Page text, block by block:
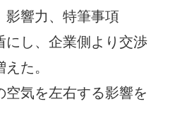
影響力、特筆事項
し、企業側より交渉
た。
気を左右する影響を